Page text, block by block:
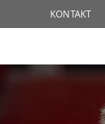
KONTAKT